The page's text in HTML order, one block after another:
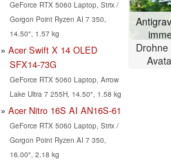
GeForce RTX 5060 Laptop, Strix /
Gorgon Point Ryzen AI 7 350,
14.50", 1.57 kg
Acer Swift X 14 OLED
SFX14-73G
GeForce RTX 5060 Laptop, Arrow
Lake Ultra 7 255H, 14.50", 1.58 kg
Acer Nitro 16S AI AN16S-61
GeForce RTX 5060 Laptop, Strix /
Gorgon Point Ryzen AI 7 350,
16.00", 2.18 kg